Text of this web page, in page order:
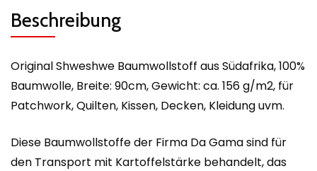
Beschreibung
Original Shweshwe Baumwollstoff aus Südafrika, 100%
Baumwolle, Breite: 90cm, Gewicht: ca. 156 g/m2, für
Patchwork, Quilten, Kissen, Decken, Kleidung uvm.
Diese Baumwollstoffe der Firma Da Gama sind für
den Transport mit Kartoffelstärke behandelt, das